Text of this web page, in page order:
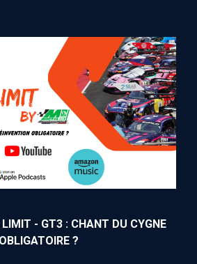
- GT3 : CHANT DU CYGNE
?